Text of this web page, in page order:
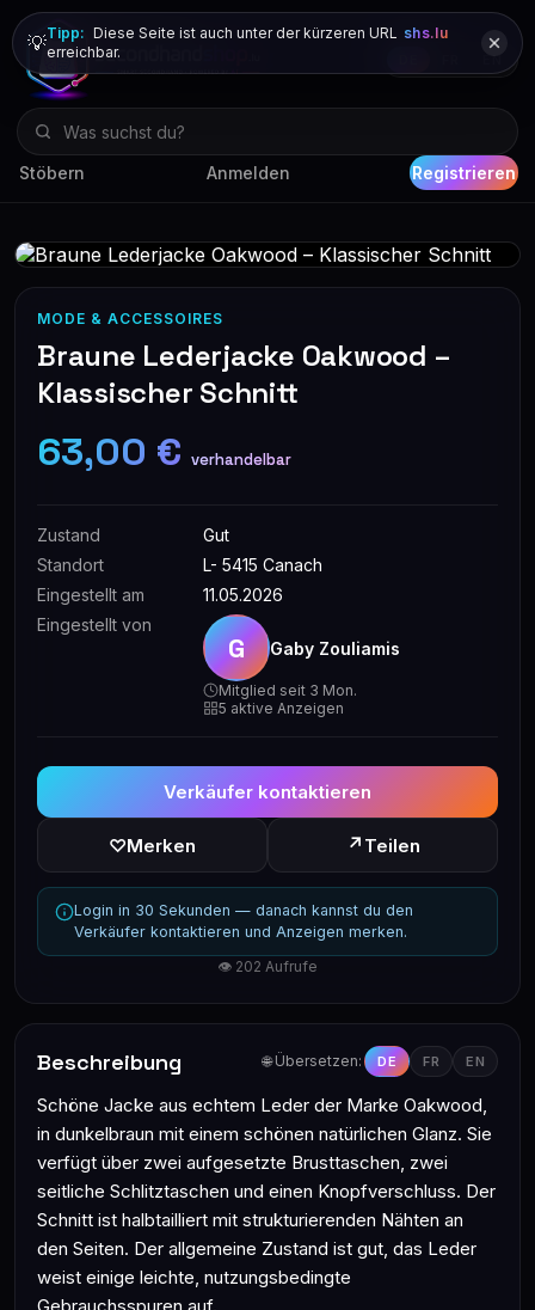
Stöbern Anmelden Registrieren
💡Tipp: Diese Seite ist auch unter der kürzeren URL shs.lu
erreichbar.
MODE & ACCESSOIRES
Braune Lederjacke Oakwood –
Klassischer Schnitt
63,00 € verhandelbar
Zustand
Gut
Standort
L- 5415 Canach
Eingestellt am
11.05.2026
Eingestellt von
G Gaby Zouliamis
Mitglied seit 3 Mon.
5 aktive Anzeigen
Verkäufer kontaktieren
♡Merken ↗ Teilen
Login in 30 Sekunden — danach kannst du den
Verkäufer kontaktieren und Anzeigen merken.
👁 202 Aufrufe
Beschreibung 🌐 Übersetzen: DE FR EN
Schöne Jacke aus echtem Leder der Marke Oakwood,
in dunkelbraun mit einem schönen natürlichen Glanz. Sie
verfügt über zwei aufgesetzte Brusttaschen, zwei
seitliche Schlitztaschen und einen Knopfverschluss. Der
Schnitt ist halbtailliert mit strukturierenden Nähten an
den Seiten. Der allgemeine Zustand ist gut, das Leder
weist einige leichte, nutzungsbedingte